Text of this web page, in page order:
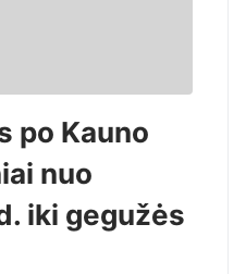
po Kauno
nuo
iki gegužės